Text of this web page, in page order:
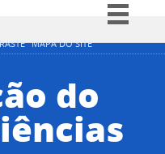
MAPA DO SITE
Simplifique!
Participe
Acesso à informação
Legislação
do